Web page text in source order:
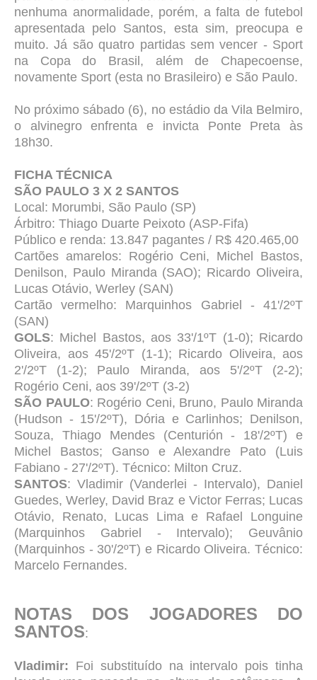
nenhuma anormalidade, porém, a falta de futebol
apresentada pelo Santos, esta sim, preocupa e
muito. Já são quatro partidas sem vencer - Sport
na Copa do Brasil, além de Chapecoense,
novamente Sport (esta no Brasileiro) e São Paulo.
No próximo sábado (6), no estádio da Vila Belmiro,
o alvinegro enfrenta e invicta Ponte Preta às
18h30.
FICHA TÉCNICA
SÃO PAULO 3 X 2 SANTOS
Local: Morumbi, São Paulo (SP)
Árbitro: Thiago Duarte Peixoto (ASP-Fifa)
Público e renda: 13.847 pagantes / R$ 420.465,00
Cartões amarelos: Rogério Ceni, Michel Bastos,
Denilson, Paulo Miranda (SAO); Ricardo Oliveira,
Lucas Otávio, Werley (SAN)
Cartão vermelho: Marquinhos Gabriel - 41'/2ºT
(SAN)
GOLS: Michel Bastos, aos 33'/1ºT (1-0); Ricardo
Oliveira, aos 45'/2ºT (1-1); Ricardo Oliveira, aos
2'/2ºT (1-2); Paulo Miranda, aos 5'/2ºT (2-2);
Rogério Ceni, aos 39'/2ºT (3-2)
SÃO PAULO: Rogério Ceni, Bruno, Paulo Miranda
(Hudson - 15'/2ºT), Dória e Carlinhos; Denilson,
Souza, Thiago Mendes (Centurión - 18'/2ºT) e
Michel Bastos; Ganso e Alexandre Pato (Luis
Fabiano - 27'/2ºT). Técnico: Milton Cruz.
SANTOS: Vladimir (Vanderlei - Intervalo), Daniel
Guedes, Werley, David Braz e Victor Ferras; Lucas
Otávio, Renato, Lucas Lima e Rafael Longuine
(Marquinhos Gabriel - Intervalo); Geuvânio
(Marquinhos - 30'/2ºT) e Ricardo Oliveira. Técnico:
Marcelo Fernandes.
NOTAS DOS JOGADORES DO
SANTOS:
Vladimir: Foi substituído na intervalo pois tinha